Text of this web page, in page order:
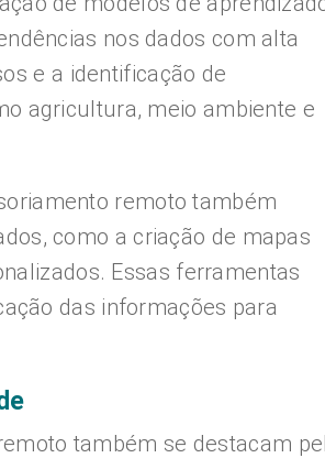
nos dados com alta
e a identificação de
agricultura, meio ambiente e
remoto também
como a criação de mapas
Essas ferramentas
das informações para
também se destacam